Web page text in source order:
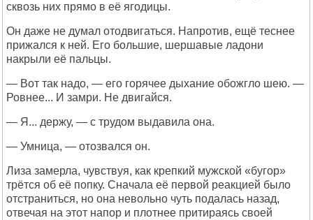
сквозь них прямо в её ягодицы.
Он даже не думал отодвигаться. Напротив, ещё теснее
прижался к ней. Его большие, шершавые ладони
накрыли её пальцы.
— Вот так надо, — его горячее дыхание обожгло шею. —
Ровнее... И замри. Не двигайся.
— Я... держу, — с трудом выдавила она.
— Умница, — отозвался он.
Лиза замерла, чувствуя, как крепкий мужской «бугор»
трётся об её попку. Сначала её первой реакцией было
отстраниться, но она невольно чуть подалась назад,
отвечая на этот напор и плотнее притираясь своей